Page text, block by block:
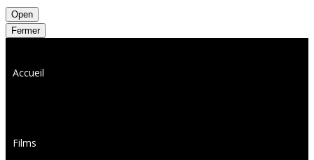
Open
Fermer
Accueil
Films